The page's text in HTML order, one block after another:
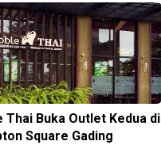
Thai Buka Outlet Kedua di
Square Gading